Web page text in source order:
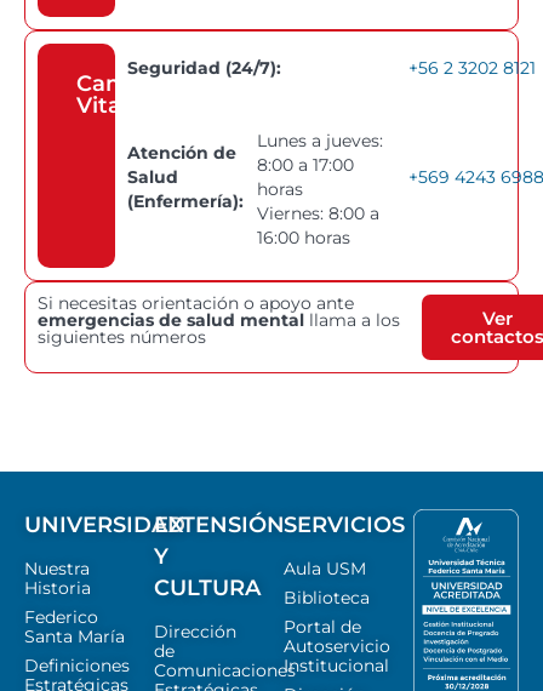
Campus
Vitacura
Seguridad (24/7): +56 2 3202 8121
Atención de
Salud
(Enfermería):
Lunes a jueves:
8:00 a 17:00
horas
Viernes: 8:00 a
16:00 horas
+569 4243 6988
Si necesitas orientación o apoyo ante
emergencias de salud mental llama a los
siguientes números
Ver
contactos
UNIVERSIDAD
Nuestra
Historia
Federico
Santa María
Definiciones
Estratégicas
EXTENSIÓN
Y
CULTURA
Dirección
de
Comunicaciones
SERVICIOS
Aula USM
Biblioteca
Portal de
Autoservicio
Institucional